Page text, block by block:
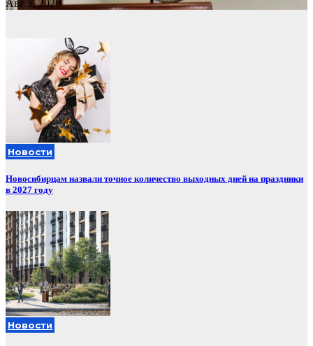
Авг 5, 2026
Новости
Новосибирцам назвали точное количество выходных дней на праздники
в 2027 году
Новости